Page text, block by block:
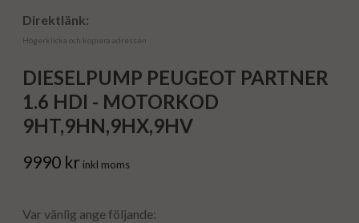
Direktlänk:
Högerklicka och kopiera adressen
DIESELPUMP PEUGEOT PARTNER
1.6 HDI - MOTORKOD
9HT,9HN,9HX,9HV
9990 kr inkl moms
Var vänlig ange följande: